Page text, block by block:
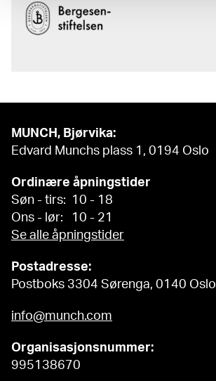
MUNCH, Bjørvika:
Edvard Munchs plass 1, 0194 Oslo
Ordinære åpningstider
Søn - tirs: 10 - 18
Ons - lør: 10 - 21
Se alle åpningstider
Postadresse:
Postboks 3304 Sørenga, 0140 Oslo
info@munch.com
Organisasjonsnummer:
995138670